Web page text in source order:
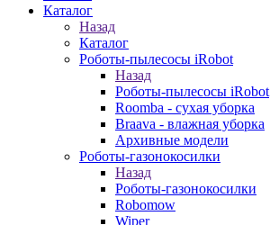
Каталог
Назад
Каталог
Роботы-пылесосы iRobot
Назад
Роботы-пылесосы iRobot
Roomba - сухая уборка
Braava - влажная уборка
Архивные модели
Роботы-газонокосилки
Назад
Роботы-газонокосилки
Robomow
Wiper